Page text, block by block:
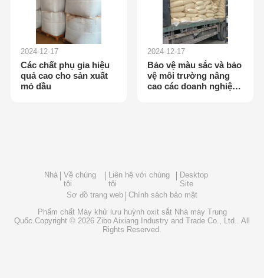
2024-12-17
Các chất phụ gia hiệu
quả cao cho sản xuất
mỏ dầu
2024-12-17
Bảo vệ màu sắc và bảo
vệ môi trường nâng
cao các doanh nghiệp
Nhà
Về chúng
tôi
Liên hệ với chúng
tôi
Desktop
Site
Sơ đồ trang web
Chính sách bảo mật
Phẩm chất Máy khử lưu huỳnh oxit sắtNhà máy Trung
Quốc.Copyright © 2026 Zibo Aixiang Industry and Trade Co., Ltd.. All
Rights Reserved.